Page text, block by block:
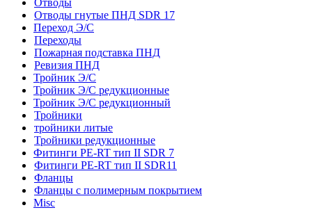
Отводы
Отводы гнутые ПНД SDR 17
Переход Э/С
Переходы
Пожарная подставка ПНД
Ревизия ПНД
Тройник Э/С
Тройник Э/С редукционные
Тройник Э/С редукционный
Тройники
тройники литые
Тройники редукционные
Фитинги PE-RT тип II SDR 7
Фитинги PE-RT тип II SDR11
Фланцы
Фланцы с полимерным покрытием
Misc